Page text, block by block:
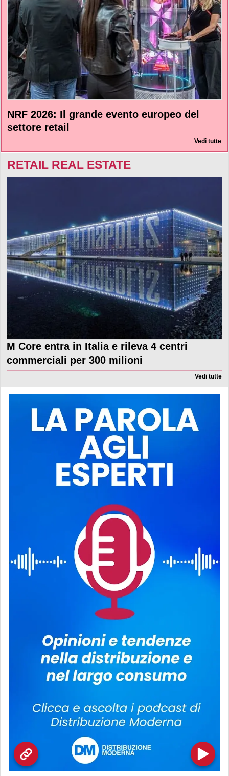
NRF 2026: Il grande evento europeo del
settore retail
Vedi tutte
RETAIL REAL ESTATE
M Core entra in Italia e rileva 4 centri
commerciali per 300 milioni
Vedi tutte